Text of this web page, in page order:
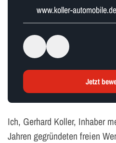
www.koller-automobile.de
Jetzt
Ich, Gerhard Koller, Inhaber
Jahren gegründeten freien